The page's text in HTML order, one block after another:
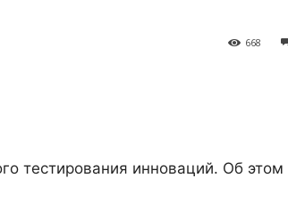
668
тестирования инноваций. Об этом